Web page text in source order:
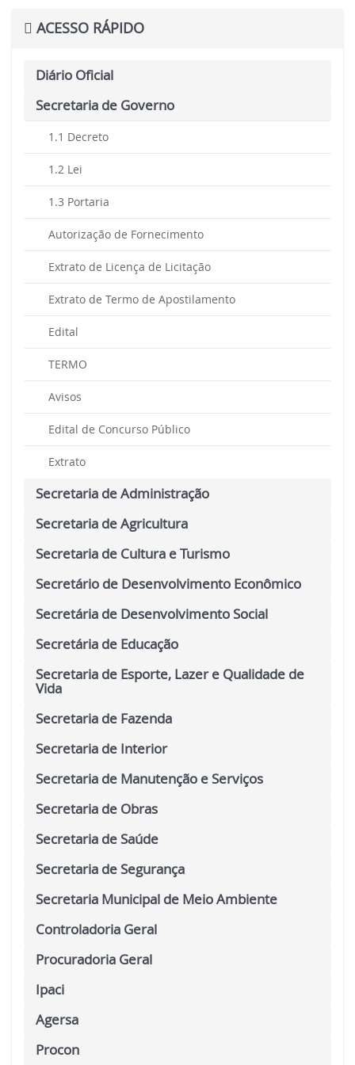
ACESSO RÁPIDO
Diário Oficial
Secretaria de Governo
1.1 Decreto
1.2 Lei
1.3 Portaria
Autorização de Fornecimento
Extrato de Licença de Licitação
Extrato de Termo de Apostilamento
Edital
TERMO
Avisos
Edital de Concurso Público
Extrato
Secretaria de Administração
Secretaria de Agricultura
Secretaria de Cultura e Turismo
Secretário de Desenvolvimento Econômico
Secretária de Desenvolvimento Social
Secretária de Educação
Secretaria de Esporte, Lazer e Qualidade de
Vida
Secretaria de Fazenda
Secretaria de Interior
Secretaria de Manutenção e Serviços
Secretaria de Obras
Secretaria de Saúde
Secretaria de Segurança
Secretaria Municipal de Meio Ambiente
Controladoria Geral
Procuradoria Geral
Ipaci
Agersa
Procon